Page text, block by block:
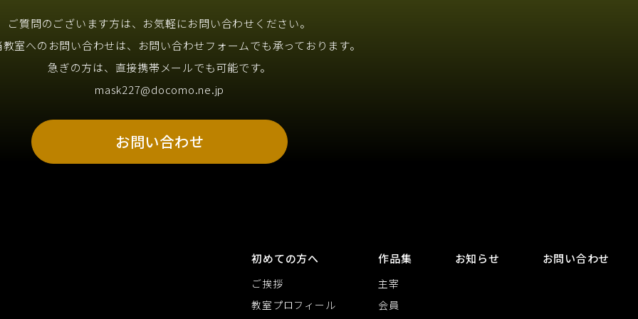
ご質問のございます方は、お気軽にお問い合わせください。
室へのお問い合わせは、お問い合わせフォームでも承っております。
急ぎの方は、直接携帯メールでも可能です。
mask227@docomo.ne.jp
お問い合わせ
初めての方へ
ご挨拶
教室プロフィール
作品集
主宰
会員
お知らせ お問い合わせ